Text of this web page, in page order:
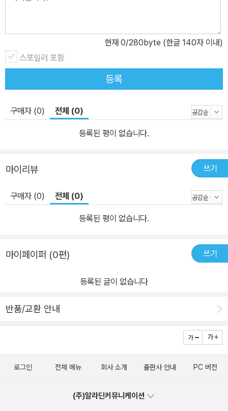
현재 0/280byte (한글 140자 이내)
스포일러 포함
등록
구매자 (0) 전체 (0)
등록된 평이 없습니다.
마이리뷰 쓰기
구매자 (0) 전체 (0)
등록된 평이 없습니다.
마이페이퍼 (0편) 쓰기
등록된 글이 없습니다
반품/교환 안내
로그인 전체 메뉴 회사 소개 출판사 안내 PC 버전
(주)알라딘커뮤니케이션